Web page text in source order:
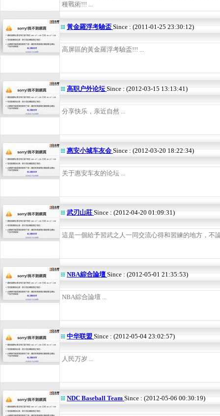
種戰術!!! ...
黃金羅浮考驗盃 Since : (2011-01-25 23:30:12)
高屏區的黃金羅浮考驗盃!!! ...
高职户外论坛Since : (2012-03-15 13:13:41)
分享快乐，亲近自然 ...
惠安小城车友会 Since : (2012-03-20 18:22:34)
关于惠安车友的论坛 ...
武刃山莊 Since : (2012-04-20 01:09:31)
這是一個給予習武之人一同交流心得和習練的地方，不
NBA綜合論壇 Since : (2012-05-01 21:35:53)
NBA綜合論壇 ...
中华联盟 Since : (2012-05-04 23:02:57)
人民万岁 ...
NDC Baseball Team Since : (2012-05-06 00:30:19)